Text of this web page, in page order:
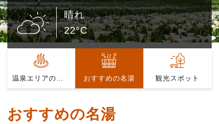
晴れ
22°C
おすすめの名湯 観光スポット
おすすめの名湯